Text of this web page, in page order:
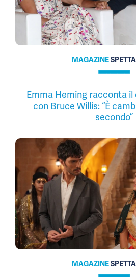
MAGAZINE
Emma Heming racconta
con Bruce Willis: “È
secondo”
MAGAZINE